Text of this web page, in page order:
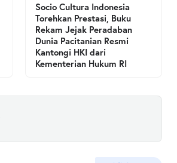
Socio Cultura Indonesia
Torehkan Prestasi, Buku
Rekam Jejak Peradaban
Dunia Pacitanian Resmi
Kantongi HKI dari
Kementerian Hukum RI